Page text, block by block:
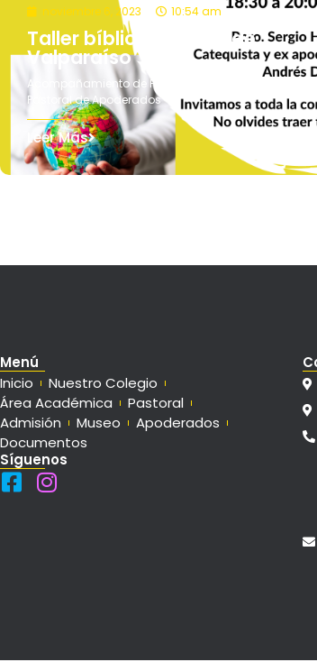
noviembre 6, 2023 10:54 am
Taller bíblico en sede de
Valparaíso
Acompañamiento de Funcionarios
Pastoral de Apoderados
Leer Más
Menú
Inicio
Nuestro Colegio
Área Académica
Pastoral
Admisión
Museo
Apoderados
Documentos
Síguenos